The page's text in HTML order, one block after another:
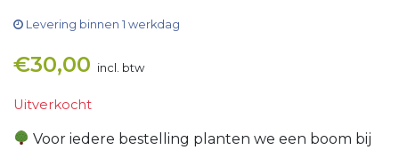
Levering binnen 1 werkdag
€30,00 incl. btw
Uitverkocht
Voor iedere bestelling planten we een boom bij